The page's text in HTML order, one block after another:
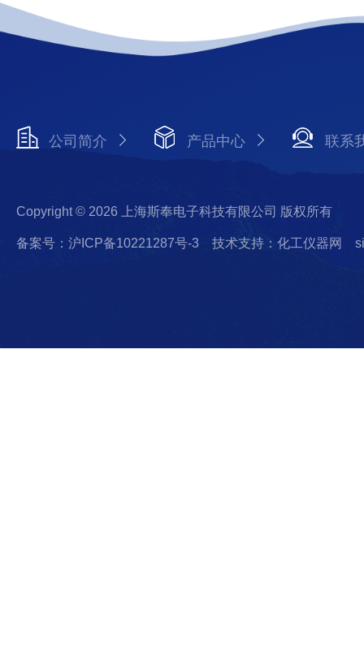
公司简介 产品中心 联系
Copyright © 2026 上海斯奉电子科技有限公司 版权所有
备案号：沪ICP备10221287号-3 技术支持：化工仪器网